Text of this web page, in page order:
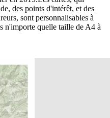
des points d'intérêt, et des
sont personnalisables à
n'importe quelle taille de A4 à